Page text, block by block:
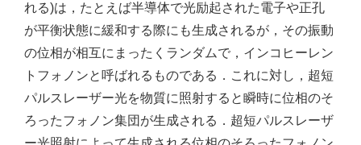
れる)は，たとえば半導体で光励起された電子や正孔
が平衡状態に緩和する際にも生成されるが，その振動
の位相が相互にまったくランダムで，インコヒーレン
トフォノンと呼ばれるものである．これに対し，超短
パルスレーザー光を物質に照射すると瞬時に位相のそ
ろったフォノン集団が生成される．超短パルスレーザ